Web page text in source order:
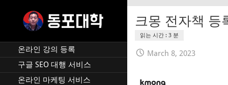
Skip
content
DPU SEO
라인 사업 강의 🇰🇷 🇺🇸
온라인 강의 등록
구글 SEO 대행 서비스
온라인 마케팅 서비스
크몽 전자책 등
March 8, 2023